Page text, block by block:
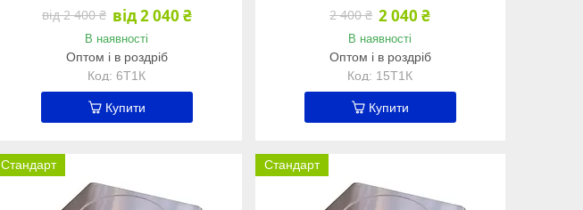
від 2 400 ₴ від 2 040 ₴
В наявності
Оптом і в роздріб
6Т1К
Купити
2 400 ₴ 2 040 ₴
В наявності
Оптом і в роздріб
15Т1К
Купити
Стандарт Стандарт